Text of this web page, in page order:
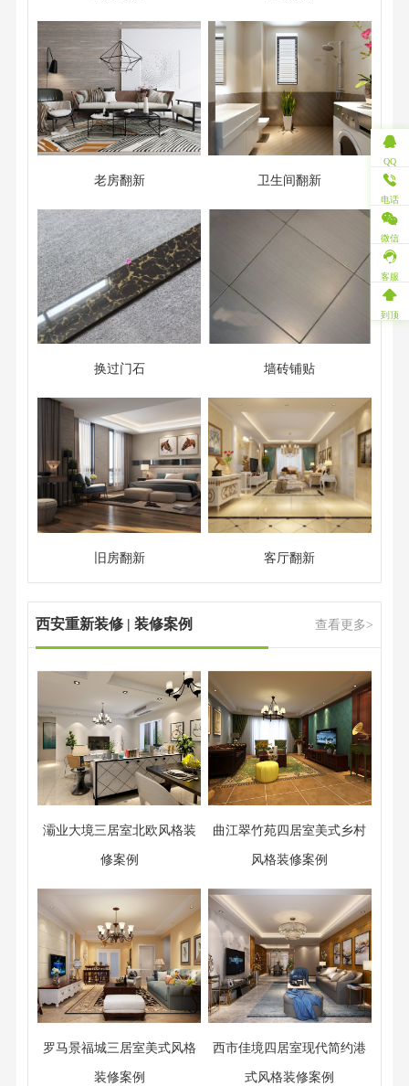
老房翻新 卫生间翻新
换过门石 墙砖铺贴
旧房翻新 客厅翻新
西安重新装修 | 装修案例 查看更多>
灞业大境三居室北欧风格装
修案例
曲江翠竹苑四居室美式乡村
风格装修案例
罗马景福城三居室美式风格
装修案例
西市佳境四居室现代简约港
式风格装修案例
QQ
电话
微信
客服
到顶